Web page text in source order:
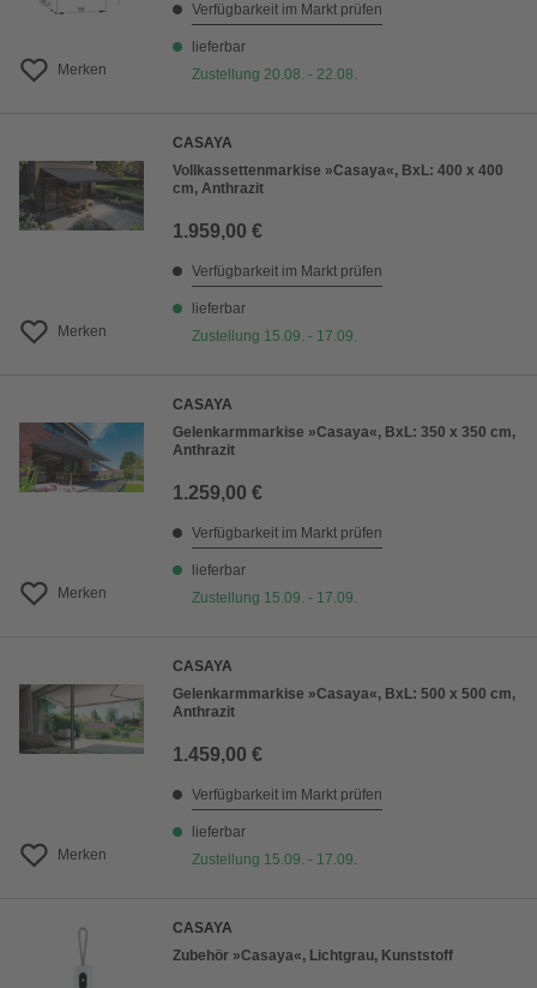
Merken
Verfügbarkeit im Markt prüfen
lieferbar
Zustellung 20.08. - 22.08.
Merken
CASAYA
Vollkassettenmarkise »Casaya«, BxL: 400 x 400
cm, Anthrazit
1.959,00 €
Verfügbarkeit im Markt prüfen
lieferbar
Zustellung 15.09. - 17.09.
Merken
CASAYA
Gelenkarmmarkise »Casaya«, BxL: 350 x 350 cm,
Anthrazit
1.259,00 €
Verfügbarkeit im Markt prüfen
lieferbar
Zustellung 15.09. - 17.09.
Merken
CASAYA
Gelenkarmmarkise »Casaya«, BxL: 500 x 500 cm,
Anthrazit
1.459,00 €
Verfügbarkeit im Markt prüfen
lieferbar
Zustellung 15.09. - 17.09.
CASAYA
Zubehör »Casaya«, Lichtgrau, Kunststoff